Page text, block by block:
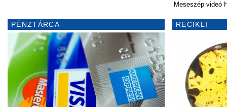
PÉNZTÁRCA
Meseszép videó
RECIKLI